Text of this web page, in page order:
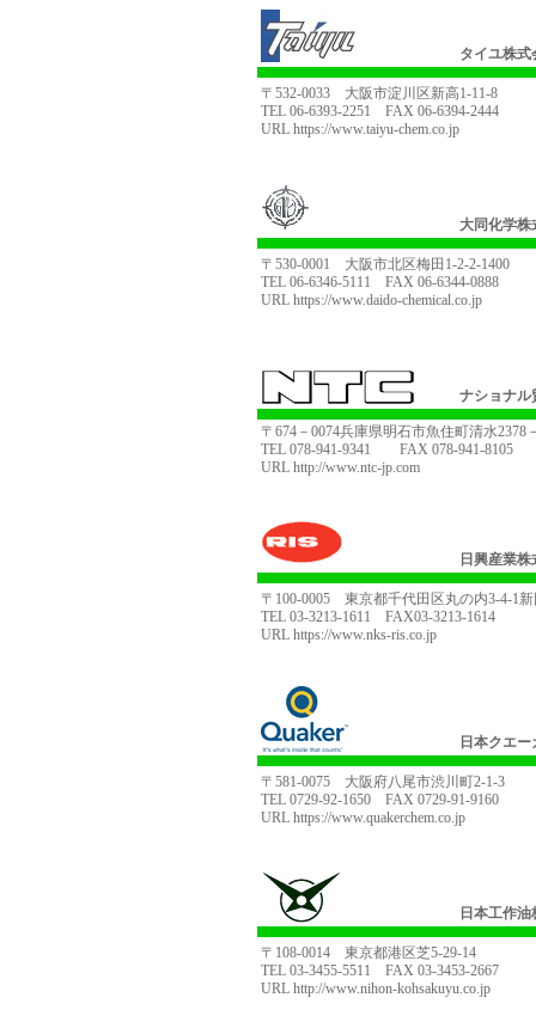
タイユ株式
〒532-0033 大阪市淀川区新高1-11-8
TEL 06-6393-2251 FAX 06-6394-2444
URL https://www.taiyu-chem.co.jp
大同化学株
〒530-0001 大阪市北区梅田1-2-2-1400
TEL 06-6346-5111 FAX 06-6344-0888
URL https://www.daido-chemical.co.jp
ナショナル
〒674－0074兵庫県明石市魚住町清水2378
TEL 078-941-9341 FAX 078-941-8105
URL http://www.ntc-jp.com
日興産業株
〒100-0005 東京都千代田区丸の内3-4-1
TEL 03-3213-1611 FAX03-3213-1614
URL https://www.nks-ris.co.jp
日本クエ
〒581-0075 大阪府八尾市渋川町2-1-3
TEL 0729-92-1650 FAX 0729-91-9160
URL https://www.quakerchem.co.jp
日本工作
〒108-0014 東京都港区芝5-29-14
TEL 03-3455-5511 FAX 03-3453-2667
URL http://www.nihon-kohsakuyu.co.jp